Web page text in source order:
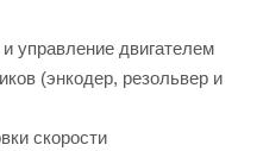
управление двигателем
(энкодер, резольвер и
скорости